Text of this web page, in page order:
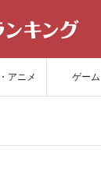
アニメ ゲーム